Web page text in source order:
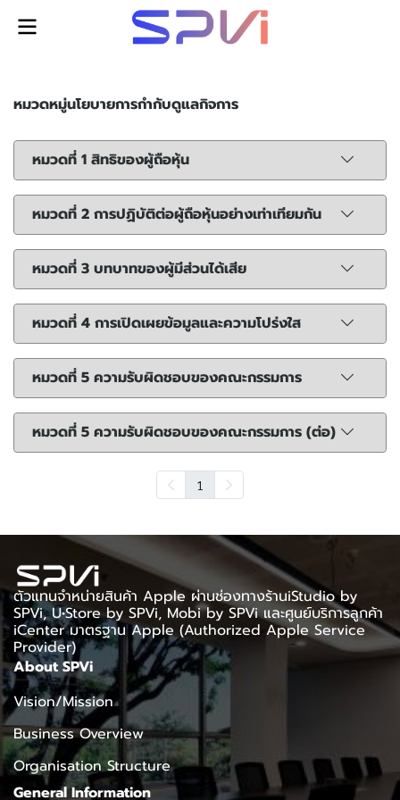
หมวดหมู่นโยบายการกำกับดูแลกิจการ
หมวดที่ 1 สิทธิของผู้ถือหุ้น
หมวดที่ 2 การปฏิบัติต่อผู้ถือหุ้นอย่างเท่าเทียมกัน
หมวดที่ 3 บทบาทของผู้มีส่วนได้เสีย
หมวดที่ 4 การเปิดเผยข้อมูลและความโปร่งใส
หมวดที่ 5 ความรับผิดชอบของคณะกรรมการ
หมวดที่ 5 ความรับผิดชอบของคณะกรรมการ (ต่อ)
1
ตัวแทนจำหน่ายสินค้า Apple ผ่านช่องทางร้านiStudio by
SPVi, U•Store by SPVi, Mobi by SPVi และศูนย์บริการลูกค้า
iCenter มาตรฐาน Apple (Authorized Apple Service
Provider)
About SPVi
Vision/Mission
Business Overview
Organisation Structure
General Information